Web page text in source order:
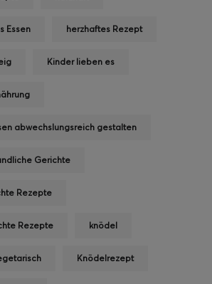
Essen herzhaftes Rezept
Kinder lieben es
abwechslungsreich gestalten
Gerichte
Rezepte
Rezepte knödel
Knödelrezept